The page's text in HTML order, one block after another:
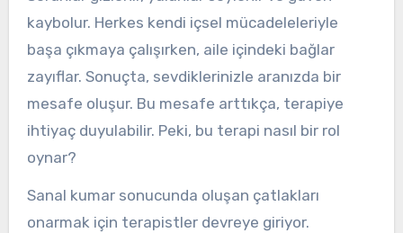
kaybolur. Herkes kendi içsel mücadeleleriyle
başa çıkmaya çalışırken, aile içindeki bağlar
zayıflar. Sonuçta, sevdiklerinizle aranızda bir
mesafe oluşur. Bu mesafe arttıkça, terapiye
ihtiyaç duyulabilir. Peki, bu terapi nasıl bir rol
oynar?
Sanal kumar sonucunda oluşan çatlakları
onarmak için terapistler devreye giriyor.